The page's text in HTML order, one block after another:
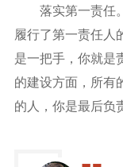
落实第一责任
履行了第一责任人
是一把手，你就是
的建设方面，所有
的人，你是最后负